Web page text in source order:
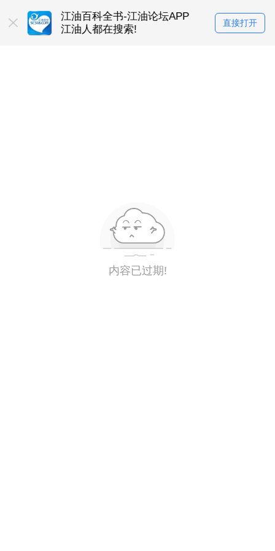
用
江油百科全书-江油论坛APP
江油人都在搜索!
找工作上江油
江油人都下载
直接打开
内容已过期!